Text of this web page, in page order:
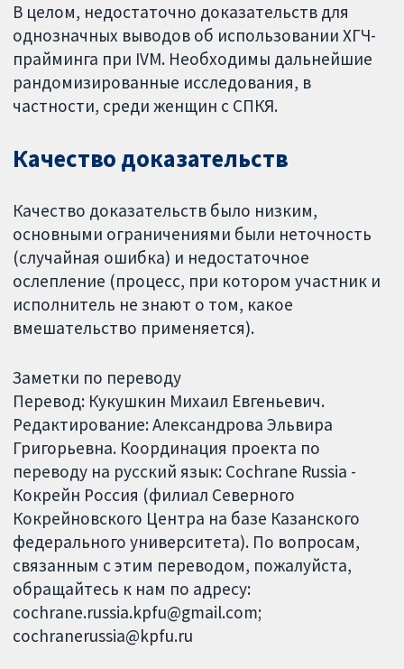
В целом, недостаточно доказательств для
однозначных выводов об использовании ХГЧ-
прайминга при IVM. Необходимы дальнейшие
рандомизированные исследования, в
частности, среди женщин с СПКЯ.
Качество доказательств
Качество доказательств было низким,
основными ограничениями были неточность
(случайная ошибка) и недостаточное
ослепление (процесс, при котором участник и
исполнитель не знают о том, какое
вмешательство применяется).
Заметки по переводу
Перевод: Кукушкин Михаил Евгеньевич.
Редактирование: Александрова Эльвира
Григорьевна. Координация проекта по
переводу на русский язык: Cochrane Russia -
Кокрейн Россия (филиал Северного
Кокрейновского Центра на базе Казанского
федерального университета). По вопросам,
связанным с этим переводом, пожалуйста,
обращайтесь к нам по адресу:
cochrane.russia.kpfu@gmail.com;
cochranerussia@kpfu.ru